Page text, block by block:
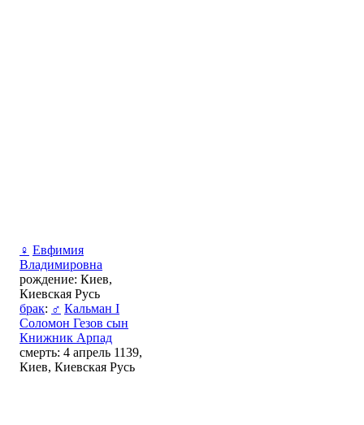
♀ Евфимия
Владимировна
рождение: Киев,
Киевская Русь
брак: ♂ Кальман І
Соломон Гезов сын
Книжник Арпад
смерть: 4 апрель 1139,
Киев, Киевская Русь